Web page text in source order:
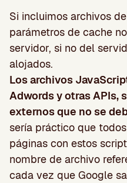
Si incluimos archivos
parámetros de cache
servidor, si no del
alojados.
Los archivos
Adwords y otras APIs,
externos que no se
sería práctico que
páginas con estos
nombre de archivo
cada vez que Google